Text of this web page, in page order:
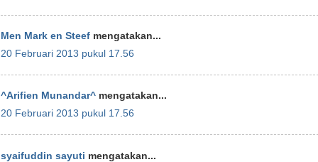
Men Mark en Steef mengatakan...
20 Februari 2013 pukul 17.56
^Arifien Munandar^ mengatakan...
20 Februari 2013 pukul 17.56
syaifuddin sayuti mengatakan...